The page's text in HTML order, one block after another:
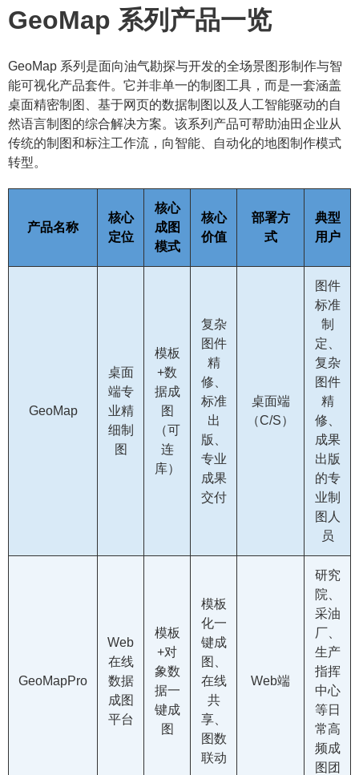
GeoMap 系列产品一览
GeoMap 系列是面向油气勘探与开发的全场景图形制作与智
能可视化产品套件。它并非单一的制图工具，而是一套涵盖
桌面精密制图、基于网页的数据制图以及人工智能驱动的自
然语言制图的综合解决方案。该系列产品可帮助油田企业从
传统的制图和标注工作流，向智能、自动化的地图制作模式
转型。
产品名称
核心
定位
核心
成图
模式
核心
价值
部署方
式
典型
用户
GeoMap
桌面
端专
业精
细制
图
模板
+数
据成
图
（可
连
库）
复杂
图件
精
修、
标准
出
版、
专业
成果
交付
桌面端
（C/S）
图件
标准
制
定、
复杂
图件
精
修、
成果
出版
的专
业制
图人
员
GeoMapPro
Web
在线
数据
成图
平台
模板
+对
象数
据一
键成
图
模板
化一
键成
图、
在线
共
享、
图数
联动
Web端
研究
院、
采油
厂、
生产
指挥
中心
等日
常高
频成
图团